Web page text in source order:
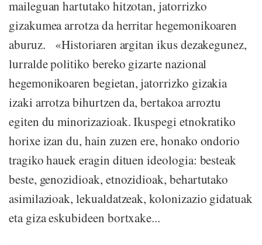
maileguan hartutako hitzotan, jatorrizko
gizakumea arrotza da herritar hegemonikoaren
aburuz. «Historiaren argitan ikus dezakegunez,
lurralde politiko bereko gizarte nazional
hegemonikoaren begietan, jatorrizko gizakia
izaki arrotza bihurtzen da, bertakoa arroztu
egiten du minorizazioak. Ikuspegi etnokratiko
horixe izan du, hain zuzen ere, honako ondorio
tragiko hauek eragin dituen ideologia: besteak
beste, genozidioak, etnozidioak, behartutako
asimilazioak, lekualdatzeak, kolonizazio gidatuak
eta giza eskubideen bortxake...